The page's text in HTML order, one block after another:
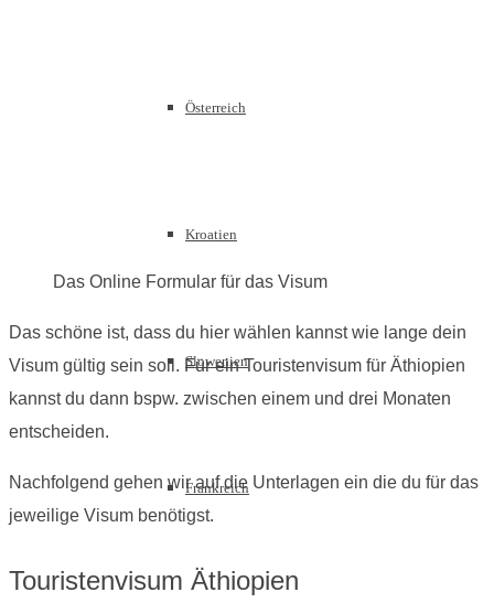
Österreich
Kroatien
Slowenien
Frankreich
Das Online Formular für das Visum
Das schöne ist, dass du hier wählen kannst wie lange dein
Visum gültig sein soll. Für ein Touristenvisum für Äthiopien
kannst du dann bspw. zwischen einem und drei Monaten
entscheiden.
Nachfolgend gehen wir auf die Unterlagen ein die du für das
jeweilige Visum benötigst.
Touristenvisum Äthiopien